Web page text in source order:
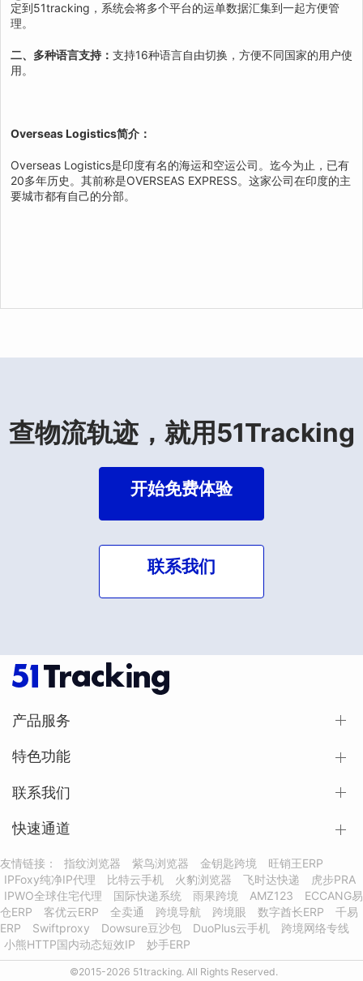
定到51tracking，系统会将多个平台的运单数据汇集到一起方便管
理。
二、多种语言支持： 支持16种语言自由切换，方便不同国家的用户使
用。
Overseas Logistics简介：
Overseas Logistics是印度有名的海运和空运公司。迄今为止，已有
20多年历史。其前称是OVERSEAS EXPRESS。这家公司在印度的主
要城市都有自己的分部。
查物流轨迹，就用51Tracking
开始免费体验
联系我们
产品服务
特色功能
联系我们
快速通道
友情链接： 指纹浏览器 紫鸟浏览器 金钥匙跨境
旺销王ERP
IPFoxy纯净IP代理
比特云手机 火豹浏览器 飞时达快递
虎步PRA
IPWO全球住宅代理
国际快递系统 雨果跨境 AMZ123
ECCANG易
仓ERP
客优云ERP 全卖通 跨境导航 跨境眼 数字酋长ERP
千易
ERP
Swiftproxy Dowsure豆沙包 DuoPlus云手机
跨境网络专线
小熊HTTP国内动态短效IP
妙手ERP
©2015-2026 51tracking. All Rights Reserved.